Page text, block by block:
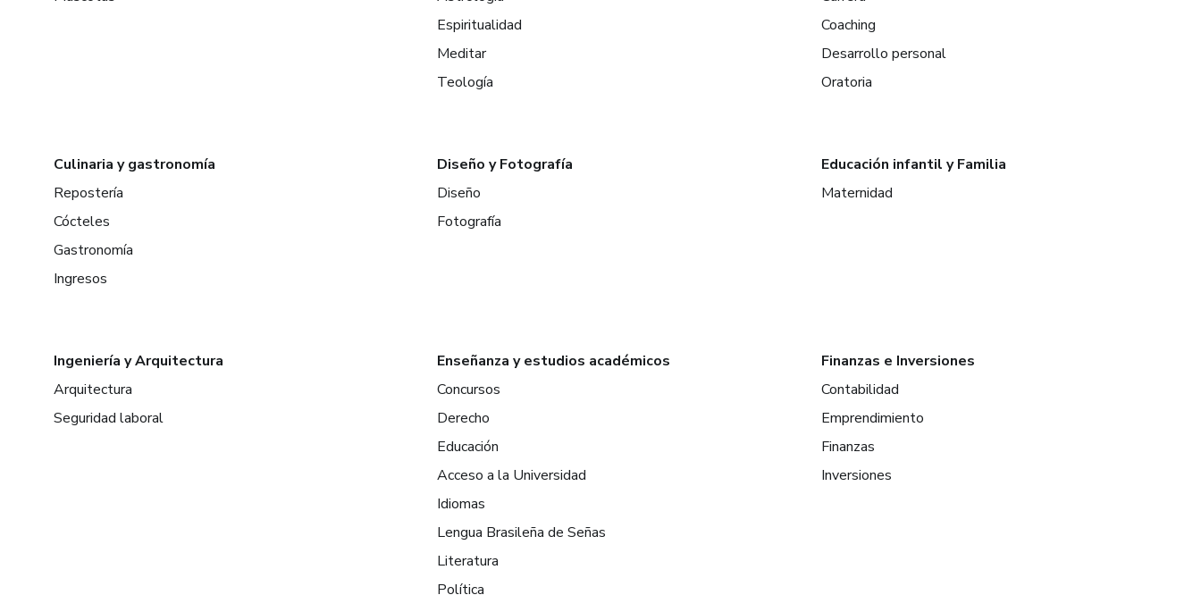
Espiritualidad
Meditar
Teología
Coaching
Desarrollo personal
Oratoria
Culinaria y gastronomía
Repostería
Cócteles
Gastronomía
Ingresos
Diseño y Fotografía
Diseño
Fotografía
Educación infantil y Familia
Maternidad
Ingeniería y Arquitectura
Arquitectura
Seguridad laboral
Enseñanza y estudios académicos
Concursos
Derecho
Educación
Acceso a la Universidad
Idiomas
Lengua Brasileña de Señas
Literatura
Política
Finanzas e Inversiones
Contabilidad
Emprendimiento
Finanzas
Inversiones